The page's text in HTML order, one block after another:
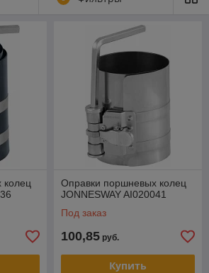
Оправки поршневых колец
JONNESWAY AI020041
Под заказ
100,85 руб.
Купить